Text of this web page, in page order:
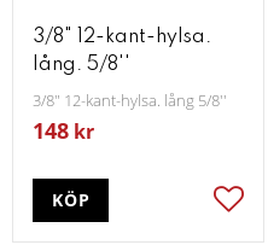
3/8" 12-kant-hylsa.
lång. 5/8''
3/8" 12-kant-hylsa. lång 5/8''
148 kr
KÖP